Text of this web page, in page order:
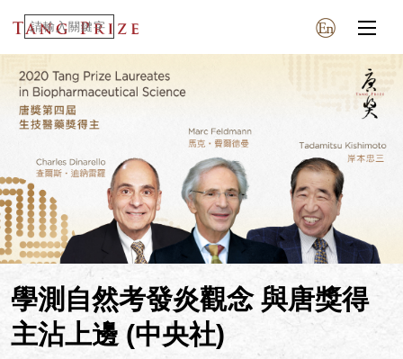
學測自然考發炎觀念 與唐獎得
主沾上邊 (中央社)